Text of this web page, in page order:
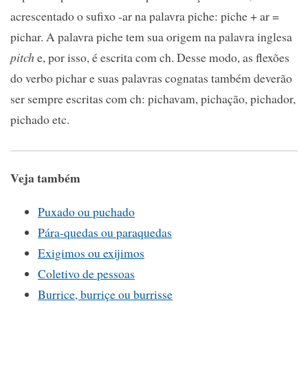
acrescentado o sufixo -ar na palavra piche: piche + ar =
pichar. A palavra piche tem sua origem na palavra inglesa
pitch e, por isso, é escrita com ch. Desse modo, as flexões
do verbo pichar e suas palavras cognatas também deverão
ser sempre escritas com ch: pichavam, pichação, pichador,
pichado etc.
Veja também
Puxado ou puchado
Pára-quedas ou paraquedas
Exigimos ou exijimos
Coletivo de pessoas
Burrice, burriçe ou burrisse